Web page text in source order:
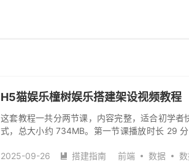
H5猫娱乐橦树娱乐搭建架设视频教程
这套教程一共分两节课，内容完整，适合初学
式，总大小约 734MB。第一节课播放时长 29
2025-09-26
 搭建指南 前端 数据